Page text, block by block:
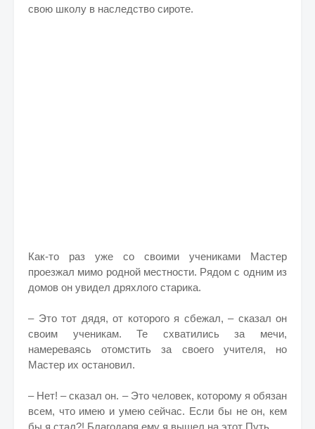
свою школу в наследство сироте.
Как-то раз уже со своими учениками Мастер
проезжал мимо родной местности. Рядом с одним из
домов он увидел дряхлого старика.
– Это тот дядя, от которого я сбежал, – сказал он
своим ученикам. Те схватились за мечи,
намереваясь отомстить за своего учителя, но
Мастер их остановил.
– Нет! – сказал он. – Это человек, которому я обязан
всем, что имею и умею сейчас. Если бы не он, кем
бы я стал?! Благодаря ему я вышел на этот Путь.